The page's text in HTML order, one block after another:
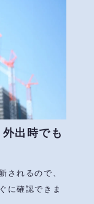
出時でも
されるので、
に確認できま